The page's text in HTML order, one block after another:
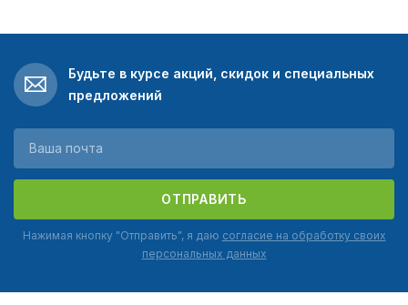
муаровая наградная лента василькового цвета шириной
желтые полоски, тогда как справа имелась одна полоса
красного цвета шириной 3 миллиметра.
Если вы хотите купить медаль «За отличие в обеспечении
экономической безопасности», вы сможете у нашей
компании заказать ее на выгодных условиях. В нашем
магазине вы гарантированно приобретете награду по
доступной цене и в высоком качестве.
Будьте в курсе акций, скидок и специальных
предложений
ОТПРАВИТЬ
Нажимая кнопку "Отправить", я даю согласие на обработку своих
персональных данных